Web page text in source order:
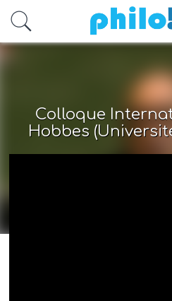
Accéder au
Colloque
Hobbes